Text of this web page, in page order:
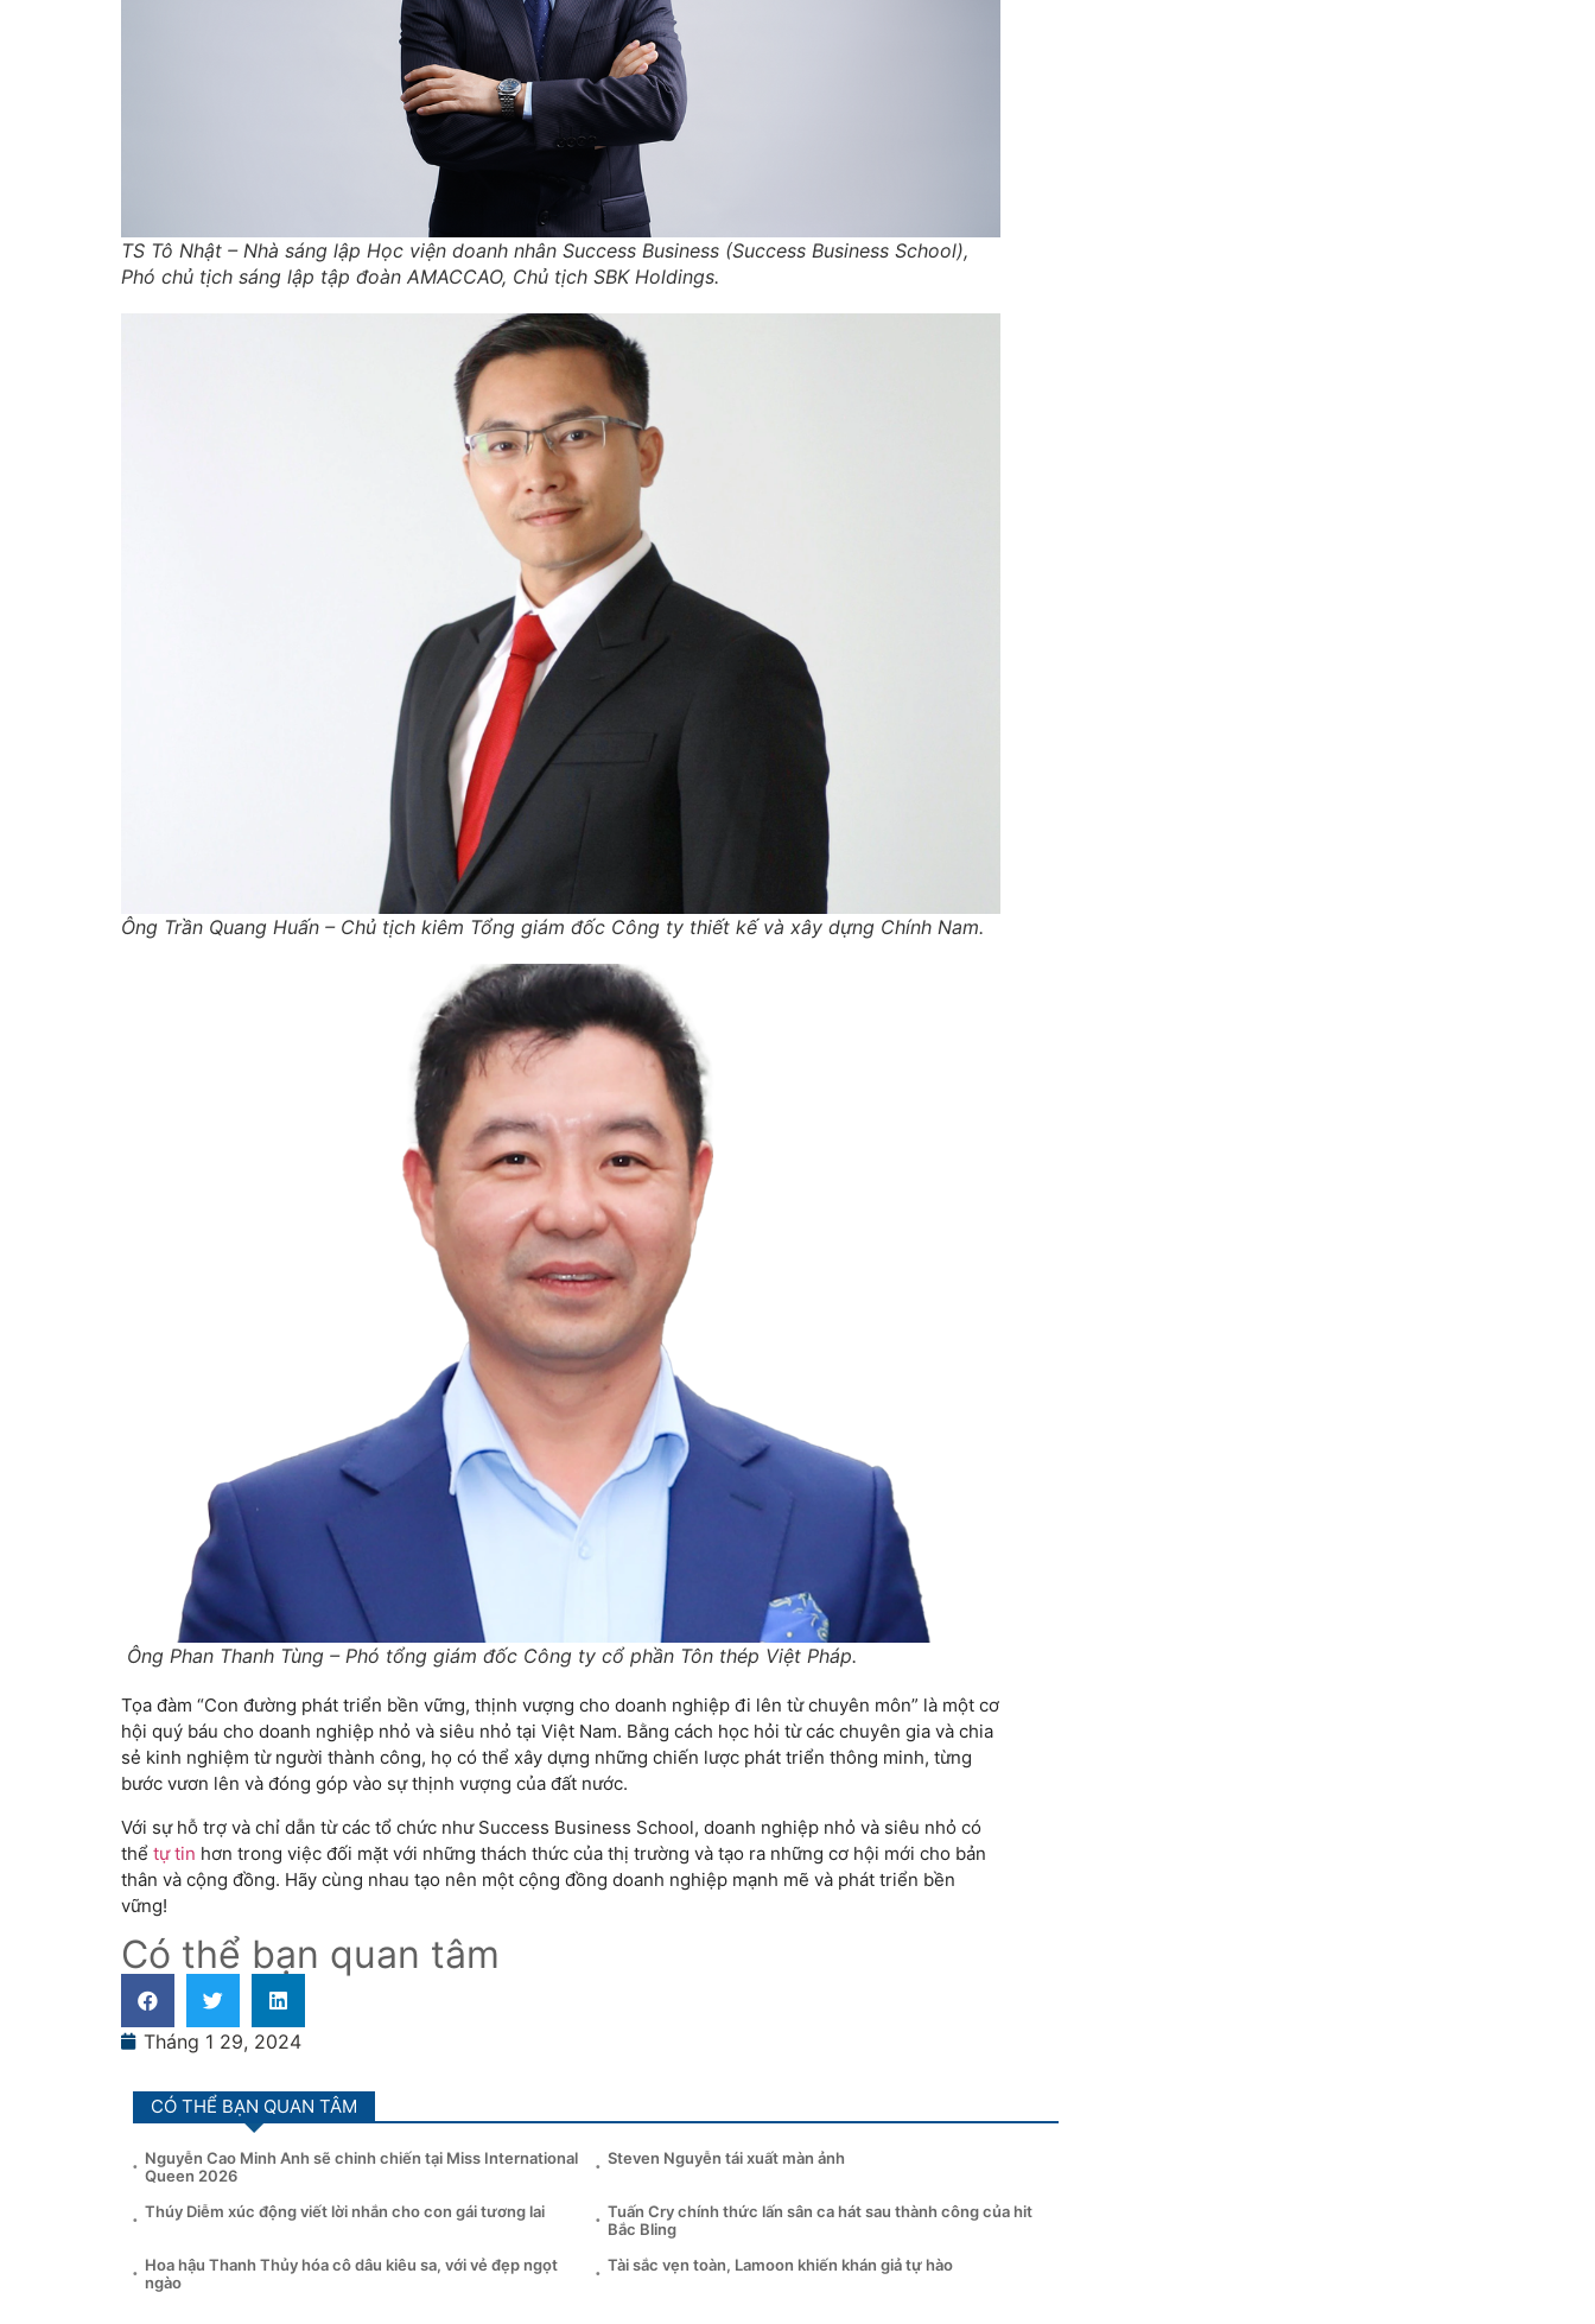
TS Tô Nhật – Nhà sáng lập Học viện doanh nhân Success Business (Success Business School),
Phó chủ tịch sáng lập tập đoàn AMACCAO, Chủ tịch SBK Holdings.
Ông Trần Quang Huấn – Chủ tịch kiêm Tổng giám đốc Công ty thiết kế và xây dựng Chính Nam.
Ông Phan Thanh Tùng – Phó tổng giám đốc Công ty cổ phần Tôn thép Việt Pháp.
Tọa đàm “Con đường phát triển bền vững, thịnh vượng cho doanh nghiệp đi lên từ chuyên môn” là một cơ
hội quý báu cho doanh nghiệp nhỏ và siêu nhỏ tại Việt Nam. Bằng cách học hỏi từ các chuyên gia và chia
sẻ kinh nghiệm từ người thành công, họ có thể xây dựng những chiến lược phát triển thông minh, từng
bước vươn lên và đóng góp vào sự thịnh vượng của đất nước.
Với sự hỗ trợ và chỉ dẫn từ các tổ chức như Success Business School, doanh nghiệp nhỏ và siêu nhỏ có
thể tự tin hơn trong việc đối mặt với những thách thức của thị trường và tạo ra những cơ hội mới cho bản
thân và cộng đồng. Hãy cùng nhau tạo nên một cộng đồng doanh nghiệp mạnh mẽ và phát triển bền
vững!
Có thể bạn quan tâm
Tháng 1 29, 2024
CÓ THỂ BẠN QUAN TÂM
Nguyễn Cao Minh Anh sẽ chinh chiến tại Miss International
Queen 2026
Steven Nguyễn tái xuất màn ảnh
Thúy Diễm xúc động viết lời nhắn cho con gái tương lai
Tuấn Cry chính thức lấn sân ca hát sau thành công của hit
Bắc Bling
Hoa hậu Thanh Thủy hóa cô dâu kiêu sa, với vẻ đẹp ngọt
ngào
Tài sắc vẹn toàn, Lamoon khiến khán giả tự hào